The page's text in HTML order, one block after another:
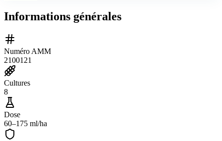
Informations générales
Numéro AMM
2100121
Cultures
8
Dose
60–175 ml/ha